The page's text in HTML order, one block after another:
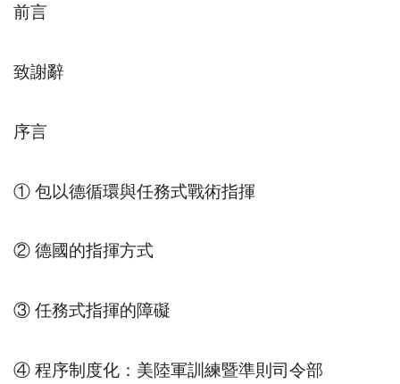
前言
致謝辭
序言
① 包以德循環與任務式戰術指揮
② 德國的指揮方式
③ 任務式指揮的障礙
④ 程序制度化：美陸軍訓練暨準則司令部